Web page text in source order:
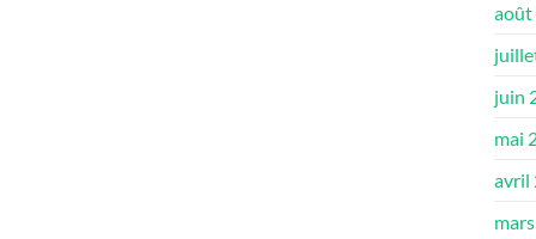
août
juin
mai
avril